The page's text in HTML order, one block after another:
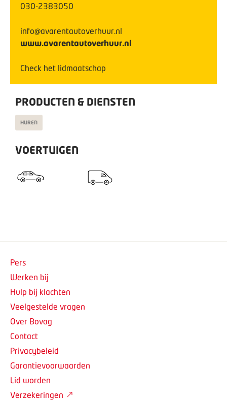
030-2383050
info@avarentautoverhuur.nl
www.avarentautoverhuur.nl
Check het lidmaatschap
PRODUCTEN & DIENSTEN
HUREN
VOERTUIGEN
Pers
Werken bij
Hulp bij klachten
Veelgestelde vragen
Over Bovag
Contact
Privacybeleid
Garantievoorwaarden
Lid worden
Verzekeringen